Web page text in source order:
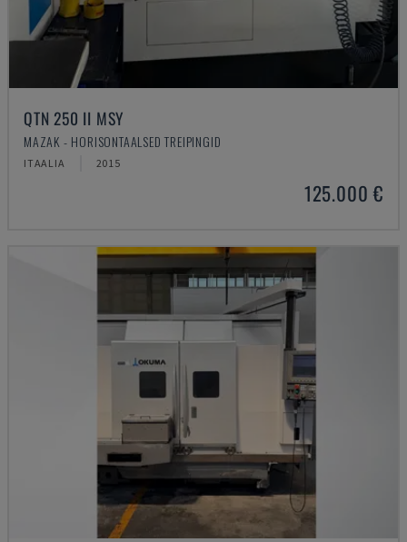
QTN 250 II MSY
MAZAK - HORISONTAALSED TREIPINGID
ITAALIA 2015
125.000 €